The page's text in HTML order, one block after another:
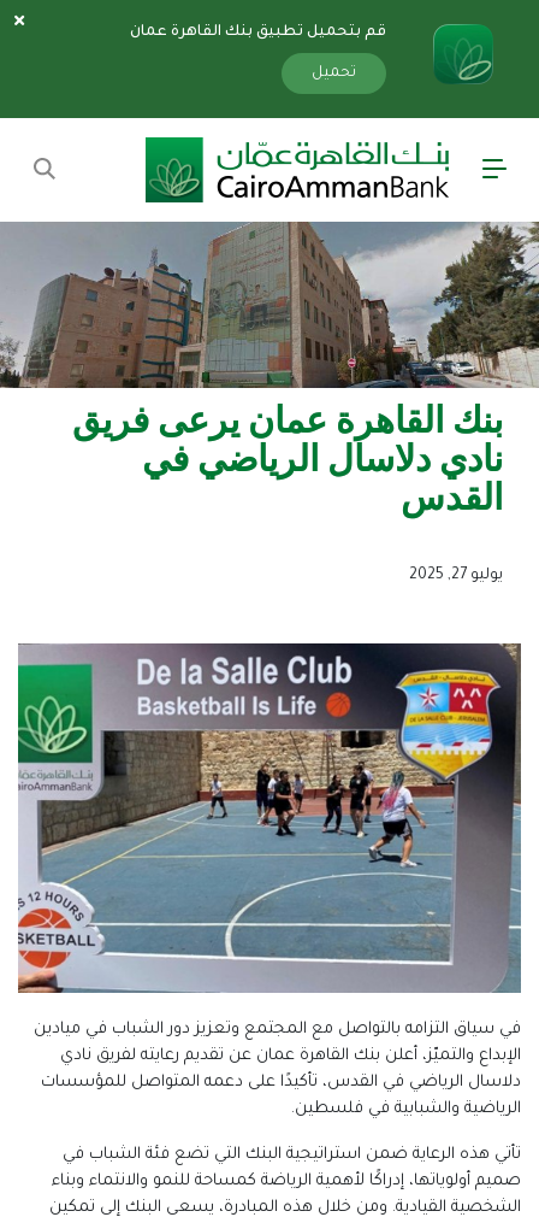
قم بتحميل تطبيق بنك القاهرة عمان
تحميل
بنك القاهرة عمان يرعى فريق
نادي دلاسال الرياضي في
القدس
يوليو 27, 2025
في سياق التزامه بالتواصل مع المجتمع وتعزيز دور الشباب في ميادين
الإبداع والتميّز، أعلن بنك القاهرة عمان عن تقديم رعايته لفريق نادي
دلاسال الرياضي في القدس، تأكيدًا على دعمه المتواصل للمؤسسات
الرياضية والشبابية في فلسطين.
تأتي هذه الرعاية ضمن استراتيجية البنك التي تضع فئة الشباب في
صميم أولوياتها، إدراكًا لأهمية الرياضة كمساحة للنمو والانتماء وبناء
الشخصية القيادية. ومن خلال هذه المبادرة، يسعى البنك إلى تمكين
سارة
«»